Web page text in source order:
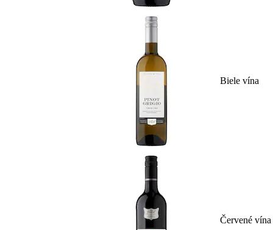
Biele vína
Červené vína